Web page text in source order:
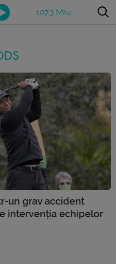
107.3 Mhz
un grav accident
intervenția echipelor